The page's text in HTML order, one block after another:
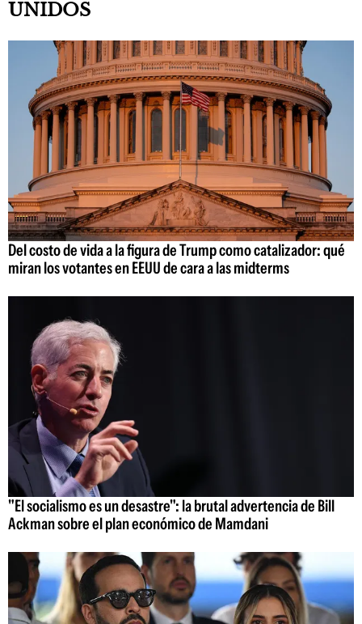
UNIDOS
Del costo de vida a la figura de Trump como catalizador: qué
miran los votantes en EEUU de cara a las midterms
"El socialismo es un desastre": la brutal advertencia de Bill
Ackman sobre el plan económico de Mamdani